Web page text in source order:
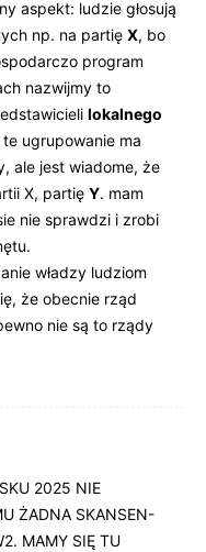
aspekt: ludzie głosują
np. na partię X, bo
program
nazwijmy to
lokalnego
ugrupowanie ma
ale jest wiadome, że
X, partię Y. mam
nie sprawdzi i zrobi
władzy ludziom
że obecnie rząd
nie są to rządy
2025 NIE
ŻADNA SKANSEN-
MAMY SIĘ TU